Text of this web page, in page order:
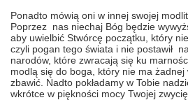
Ponadto mówią oni w innej swojej
Poprzez nas niechaj Bóg będzie
aby uwielbić Stwórcę początku, który
czyli pogan tego świata i nie postawił
narodów, które zwracają się ku
modlą się do boga, który nie ma żadnej
zbawić. Nadto pokładamy w Tobie
wkrótce w piękności mocy Twojej